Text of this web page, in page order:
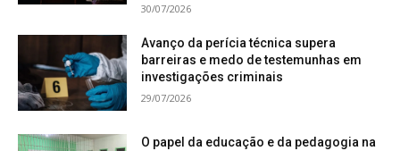
30/07/2026
Avanço da perícia técnica supera
barreiras e medo de testemunhas em
investigações criminais
29/07/2026
O papel da educação e da pedagogia na